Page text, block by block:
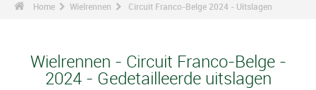
Home Wielrennen Circuit Franco-Belge 2024 - Uitslagen
Wielrennen - Circuit Franco-Belge -
2024 - Gedetailleerde uitslagen